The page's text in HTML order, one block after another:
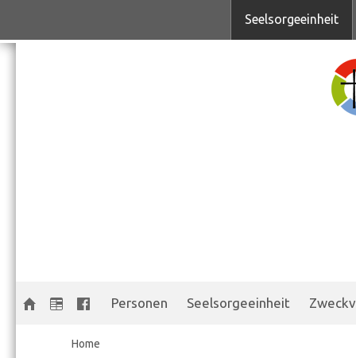
Seelsorgeeinheit
Personen Seelsorgeeinheit
Home